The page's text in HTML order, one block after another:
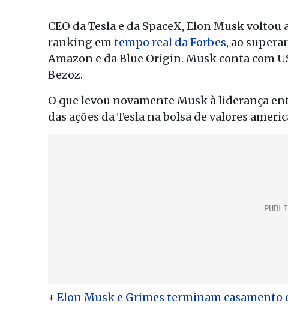
CEO da Tesla e da SpaceX, Elon Musk
ranking emtempo real da Forbes, ao
Amazon e da Blue Origin. Musk conta com
Bezoz.
O que levou novamente Musk à liderança
das ações da Tesla na bolsa de valores
+ Elon Musk e Grimes terminam casamento